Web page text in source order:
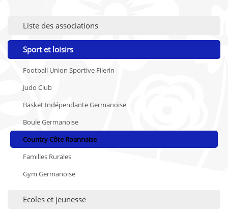
Liste des associations
Sport et loisirs
Football Union Sportive Filerin
Judo Club
Basket Indépendante Germanoise
Boule Germanoise
Country Côte Roannaise
Familles Rurales
Gym Germanoise
Ecoles et jeunesse